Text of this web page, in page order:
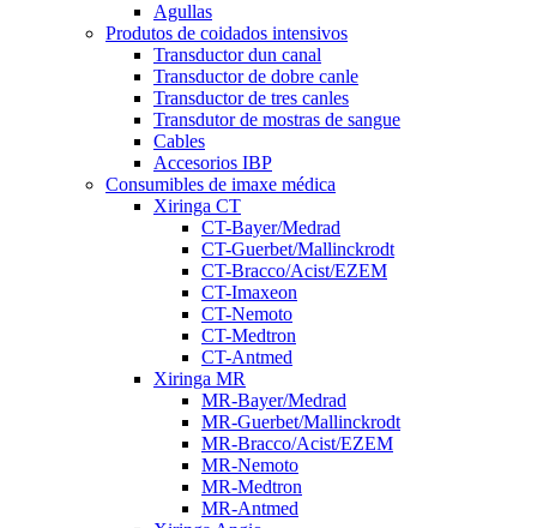
Agullas
Produtos de coidados intensivos
Transductor dun canal
Transductor de dobre canle
Transductor de tres canles
Transdutor de mostras de sangue
Cables
Accesorios IBP
Consumibles de imaxe médica
Xiringa CT
CT-Bayer/Medrad
CT-Guerbet/Mallinckrodt
CT-Bracco/Acist/EZEM
CT-Imaxeon
CT-Nemoto
CT-Medtron
CT-Antmed
Xiringa MR
MR-Bayer/Medrad
MR-Guerbet/Mallinckrodt
MR-Bracco/Acist/EZEM
MR-Nemoto
MR-Medtron
MR-Antmed